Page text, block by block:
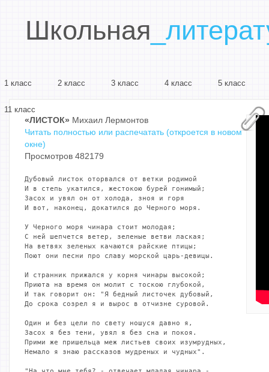
Школьная
1 класс 2 класс 3 класс 4 класс 5 класс
11 класс
«ЛИСТОК» Михаил Лермонтов
Читать полностью или распечатать (откроется в новом
окне)
Просмотров 482179
Дубовый листок оторвался от ветки родимой
И в степь укатился, жестокою бурей гонимый;
Засох и увял он от холода, зноя и горя
И вот, наконец, докатился до Черного моря.
У Черного моря чинара стоит молодая;
С ней шепчется ветер, зеленые ветви лаская;
На ветвях зеленых качаются райские птицы;
Поют они песни про славу морской царь-девицы.
И странник прижался у корня чинары высокой;
Приюта на время он молит с тоскою глубокой,
И так говорит он: "Я бедный листочек дубовый,
До срока созрел я и вырос в отчизне суровой.
Один и без цели по свету ношуся давно я,
Засох я без тени, увял я без сна и покоя.
Прими же пришельца меж листьев своих изумрудных,
Немало я знаю рассказов мудреных и чудных".